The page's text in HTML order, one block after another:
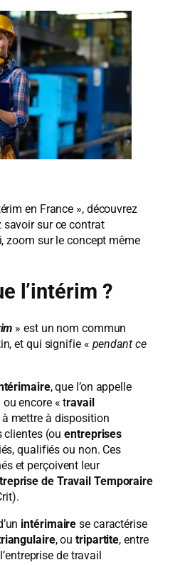
en France », découvrez
savoir sur ce contrat
zoom sur le concept même
l’intérim ?
» est un nom commun
et qui signifie « pendant ce
, que l’on appelle
encore « travail
à mettre à disposition
clientes (ou entreprises
qualifiés ou non. Ces
et perçoivent leur
de Travail Temporaire
intérimaire se caractérise
, outripartite, entre
de travail